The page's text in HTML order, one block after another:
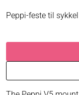
Peppi-feste til sykkel